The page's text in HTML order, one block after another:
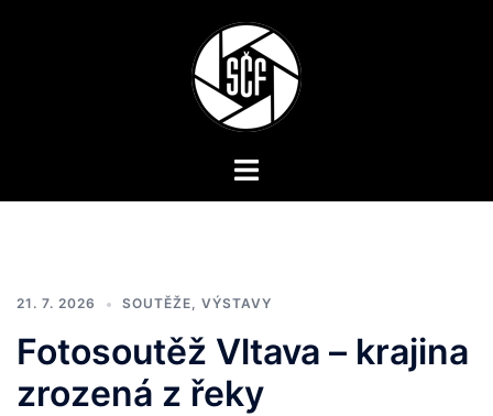
Toggle
21. 7. 2026 SOUTĚŽE, VÝSTAVY
Fotosoutěž Vltava – krajina
zrozená z řeky